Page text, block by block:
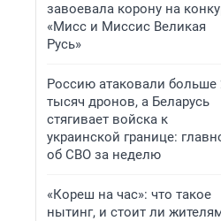
завоевала корону на
«Мисс и Миссис Великая
Русь»
Россию атаковали больше
тысяч дронов, а Беларусь
стягивает войска к
украинской границе:
об СВО за неделю
«Кореш на час»: что такое
нытинг, и стоит ли